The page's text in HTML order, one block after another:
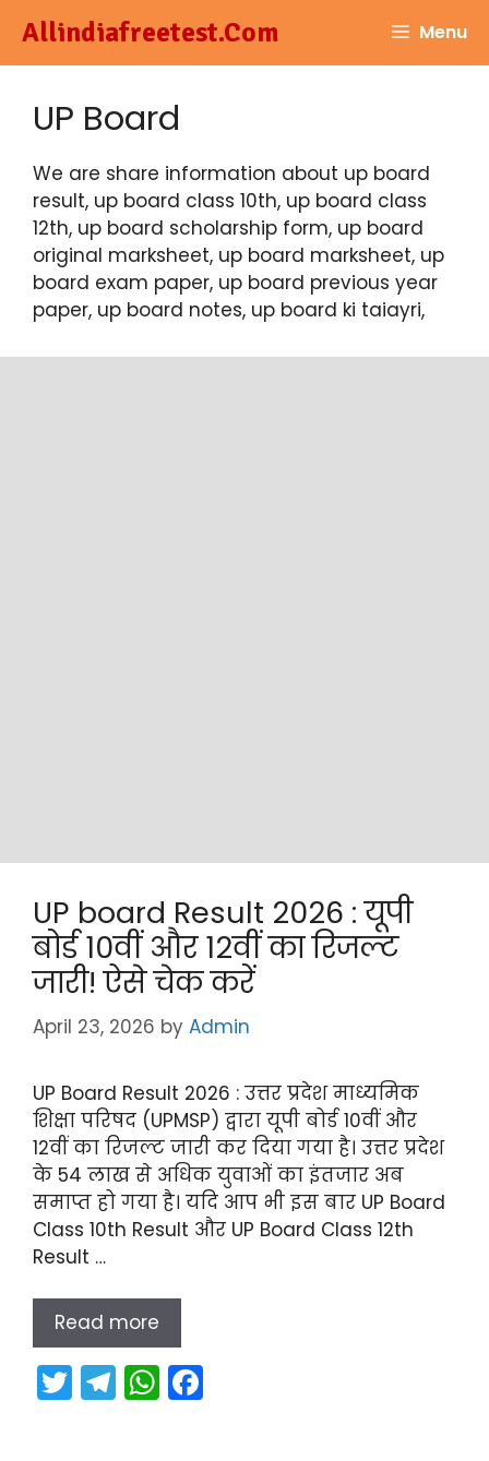
content
Allindiafreetest.Com Menu
UP Board
We are share information about up board
result, up board class 10th, up board class
12th, up board scholarship form, up board
original marksheet, up board marksheet, up
board exam paper, up board previous year
paper, up board notes, up board ki taiayri,
UP board Result 2026 : यूपी
बोर्ड 10वीं और 12वीं का रिजल्ट
जारी! ऐसे चेक करें
April 23, 2026 by Admin
UP Board Result 2026 : उत्तर प्रदेश माध्यमिक
शिक्षा परिषद (UPMSP) द्वारा यूपी बोर्ड 10वीं और
12वीं का रिजल्ट जारी कर दिया गया है। उत्तर प्रदेश
के 54 लाख से अधिक युवाओं का इंतजार अब
समाप्त हो गया है। यदि आप भी इस बार UP Board
Class 10th Result और UP Board Class 12th
Result …
Read more
T
w
T
el
W
h